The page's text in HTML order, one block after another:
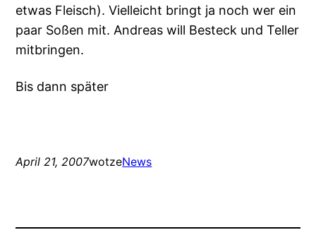
etwas Fleisch). Vielleicht bringt ja noch wer ein
paar Soßen mit. Andreas will Besteck und Teller
mitbringen.
Bis dann später
April 21, 2007wotzeNews